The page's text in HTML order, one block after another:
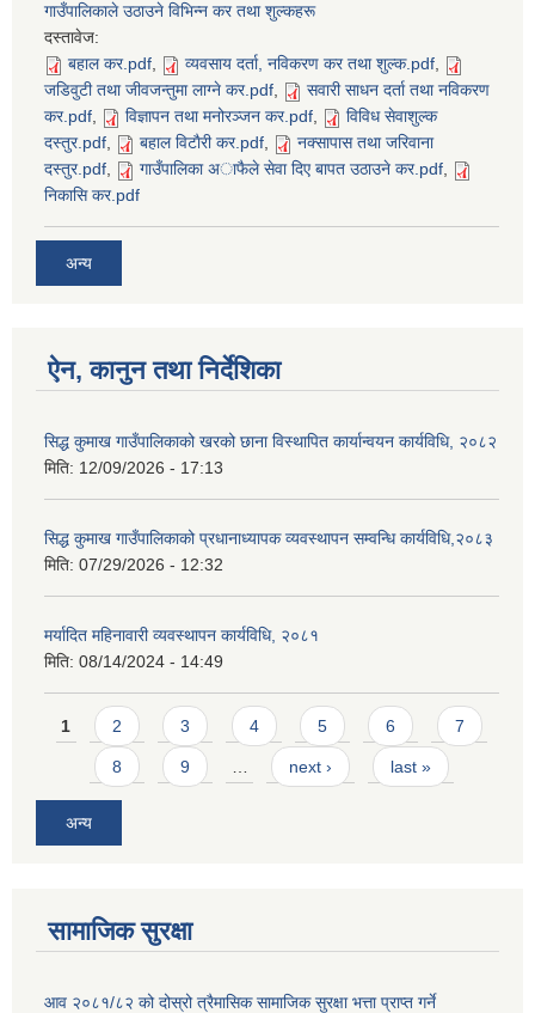
गाउँपालिकाले उठाउने विभिन्न कर तथा शुल्कहरू
दस्तावेज:
बहाल कर.pdf, व्यवसाय दर्ता, नविकरण कर तथा शुल्क.pdf,
जडिवुटी तथा जीवजन्तुमा लाग्ने कर.pdf,
सवारी साधन दर्ता तथा नविकरण
कर.pdf, विज्ञापन तथा मनोरञ्जन कर.pdf,
विविध सेवाशुल्क
दस्तुर.pdf, बहाल विटाैरी कर.pdf,
नक्सापास तथा जरिवाना
दस्तुर.pdf, गाउँपालिका अाफैले सेवा दिए बापत उठाउने कर.pdf,
निकासि कर.pdf
अन्य
ऐन, कानुन तथा निर्देशिका
सिद्ध कुमाख गाउँपालिकाको खरको छाना विस्थापित कार्यान्वयन कार्यविधि, २०८२
मिति: 12/09/2026 - 17:13
सिद्ध कुमाख गाउँपालिकाको प्रधानाध्यापक व्यवस्थापन सम्वन्धि कार्यविधि,२०८३
मिति: 07/29/2026 - 12:32
मर्यादित महिनावारी व्यवस्थापन कार्यविधि, २०८१
मिति: 08/14/2024 - 14:49
Pages
1 2 3 4 5 6 7
8 9 … next › last »
अन्य
सामाजिक सुरक्षा
आव २०८१/८२ को दोस्रो त्रैमासिक सामाजिक सुरक्षा भत्ता प्राप्त गर्ने